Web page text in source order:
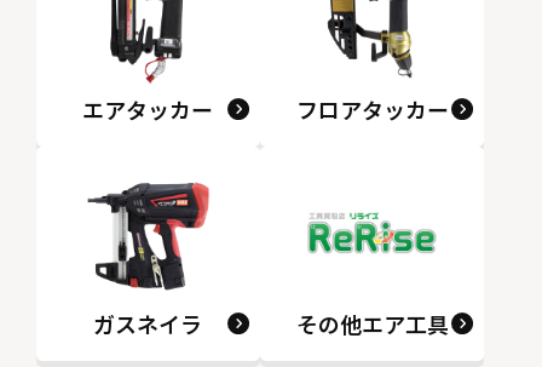
エアタッカー フロアタッカー
ガスネイラ その他エア工具